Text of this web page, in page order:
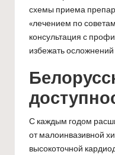
схемы приема
«лечением по
консультация с
избежать
С каждым годом
от малоинвазивной
высокоточной